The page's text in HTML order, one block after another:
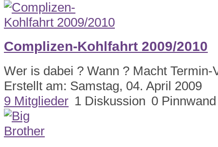
Complizen-Kohlfahrt 2009/2010
Wer is dabei ? Wann ? Macht Termin-
Erstellt am: Samstag, 04. April 2009
9 Mitglieder 1 Diskussion 0